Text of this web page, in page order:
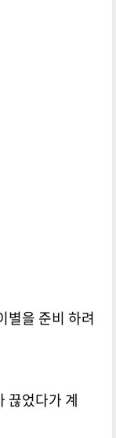
별을 준비 하려
끊었다가 계